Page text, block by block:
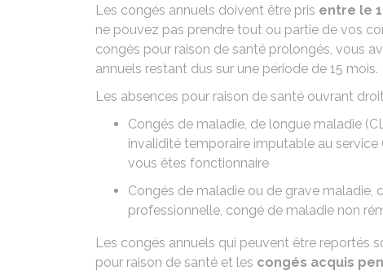
Les congés annuels doivent être pris entre le 1
ne pouvez pas prendre tout ou partie de vos
congés pour raison de santé prolongés, vous
annuels restant dus sur une période de 15 mois.
Les absences pour raison de santé ouvrant
Congés de maladie, de longue maladie
invalidité temporaire imputable au service
vous êtes fonctionnaire
Congés de maladie ou de grave maladie,
professionnelle, congé de maladie non
Les congés annuels qui peuvent être reportés
pour raison de santé et les congés acquis